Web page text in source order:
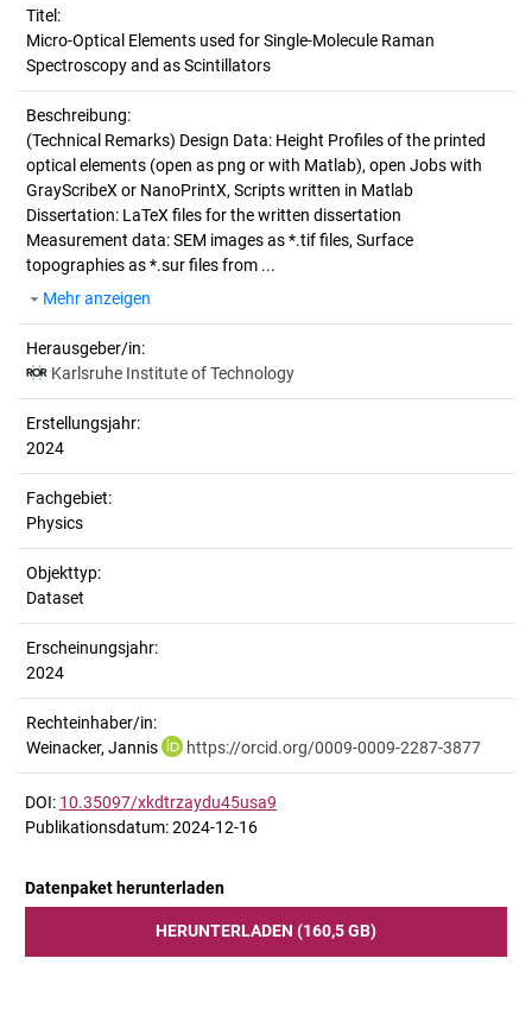
Titel:
Micro-Optical Elements used for Single-Molecule Raman
Spectroscopy and as Scintillators
Beschreibung:
(Technical Remarks) Design Data: Height Profiles of the printed
optical elements (open as png or with Matlab), open Jobs with
GrayScribeX or NanoPrintX, Scripts written in Matlab
Dissertation: LaTeX files for the written dissertation
Measurement data: SEM images as *.tif files, Surface
topographies as *.sur files from ...
Mehr anzeigen
Herausgeber/in:
Karlsruhe Institute of Technology
Erstellungsjahr:
2024
Fachgebiet:
Physics
Objekttyp:
Dataset
Erscheinungsjahr:
2024
Rechteinhaber/in:
Weinacker, Jannis
https://orcid.org/0009-0009-2287-3877
DOI: 10.35097/xkdtrzaydu45usa9
Publikationsdatum: 2024-12-16
Datenpaket herunterladen
HERUNTERLADEN (160,5 GB)